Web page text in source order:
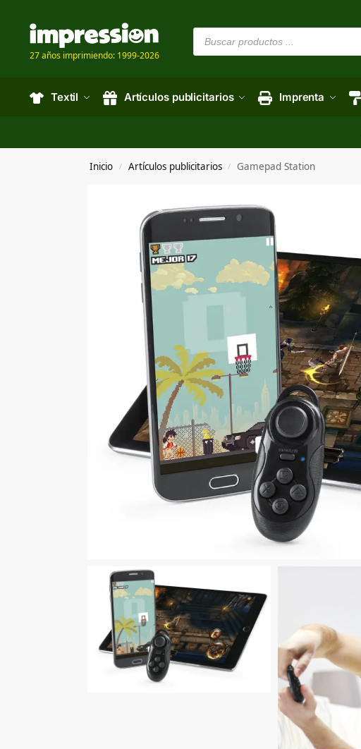
27 años imprimiendo: 1999-2026
Textil Artículos publicitarios Imprenta
Inicio / Artículos publicitarios / Gamepad Station